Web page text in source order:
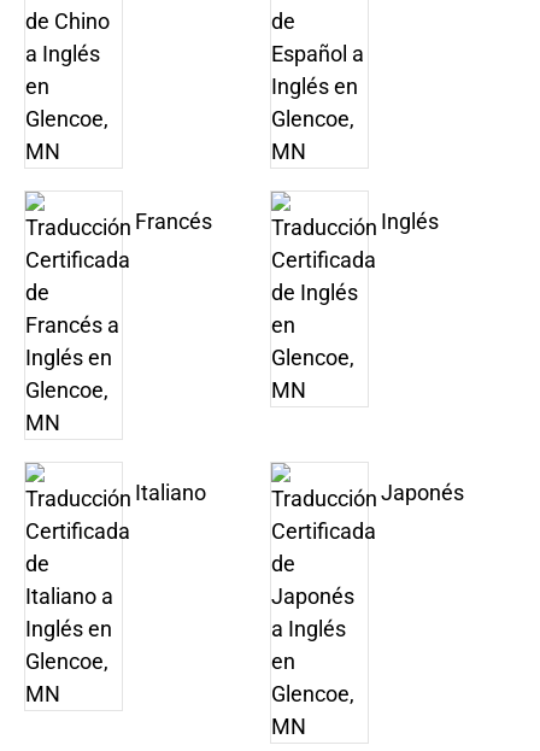
Francés Inglés
Italiano Japonés